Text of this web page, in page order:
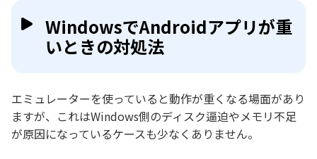
WindowsでAndroidアプリが重
いときの対処法
エミュレーターを使っていると動作が重くなる場面があり
ますが、これはWindows側のディスク逼迫やメモリ不足
が原因になっているケースも少なくありません。